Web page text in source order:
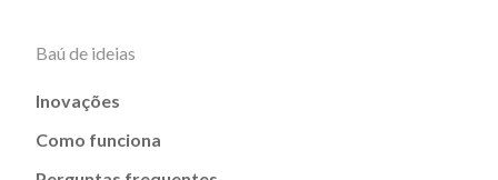
Baú de ideias
Inovações
Como funciona